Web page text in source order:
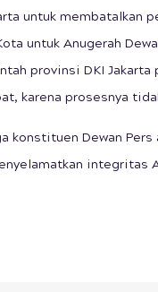
untuk membatalkan
untuk Anugerah
provinsi DKI Jakarta
karena prosesnya
konstituen Dewan Pers
integritas